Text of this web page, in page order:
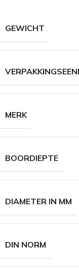
GEWICHT
MERK
BOORDIEPTE
DIAMETER IN MM
DIN NORM